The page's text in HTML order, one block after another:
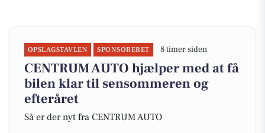
OPSLAGSTAVLEN SPONSORERET 8 timer siden
CENTRUM AUTO hjælper med at få
bilen klar til sensommeren og
efteråret
Så er der nyt fra CENTRUM AUTO